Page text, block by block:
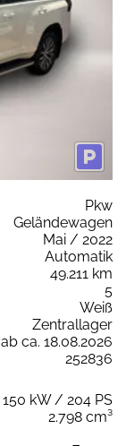
Pkw
Geländewagen
Mai / 2022
Automatik
49.211 km
5
Weiß
Zentrallager
ab ca. 18.08.2026
252836
150 kW / 204 PS
2.798 cm³